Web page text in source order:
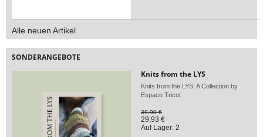
Alle neuen Artikel
SONDERANGEBOTE
Knits from the LYS
Knits from the LYS: A Collection by
Espace Tricot
39,90 €
29,93 €
Auf Lager: 2